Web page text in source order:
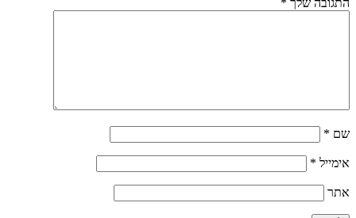
שם *
אימייל *
אתר